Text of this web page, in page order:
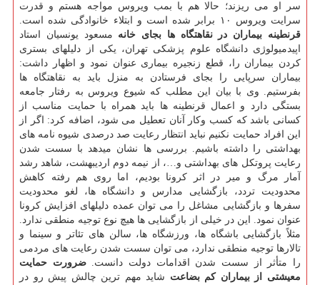
سر او می ریزند؛ حالا هم با بمب ویروس مواجه هستم و قدرت
سرایت ویروس ۱۰ برابر شده است و ابتلاء خانوادگی شده است.
قرنطینه بیماران در نقاهتگاه ها بجای خانه مسعود یونسیان استاد
اپیدمیولوژی دانشگاه علوم پزشکی تهران، یکی از دلیلهای بستری
کردن بیماران را، قطع زنجیره بیماری عنوان نمود و اظهار داشت:
بیماران سرپایی را بجای فرستادن به منزل باید به نقاهتگاه ها
بفرستیم. وی با بیان این مطلب که شیوع ویروس به رفتار جامعه
بستگی دارد و اعمال قرنطینه ها باید همراه با حمایت مناسب از
کسانی باشد که کسب وکار آنان تعطیل می شود، اضافه کرد: اگر از
این افراد حمایت نکنیم نباید انتظار رعایت صد درصدی شیوه نامه های
بهداشتی را داشته باشیم. بررسی ها نشان میدهد با سست شدن
رعایت پروتکل های بهداشتی و…، از نیمه دوم اردیبهشت، شاهد رشد
آمار مرگ و میر در اثر کرونا بودیم، اما روی هم رفته کاهش
محدودیت تردد، بازگشایی مدارس و دانشگاه ها، لغو محدودیت
سفرها و بازگشایی مشاغل را می توان عمده دلیلهای افزایش کرونا
عنوان نمود. این در خیلی از بازگشایی ها هیچ نوع توجیه منطقی ندارد.
مثلاً بازگشایی باشگاه ها، ورزشگاه ها، سالن های تئاتر و سینما و
تالارها توجیه منطقی ندارد، می توان سست شدن رعایت های مردمی
را متأثر از سست شدن اقدامات دولت دانست.ضرورت حمایت
معیشتی از بیماران کم بضاعت شاید مهم ترین چالش پیش رو در